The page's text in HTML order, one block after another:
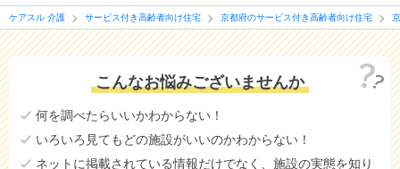
ケアスル 介護 サービス付き高齢者向け住宅 京都府のサービス付き高齢者向け住宅
こんなお悩みございませんか
何を調べたらいいかわからない！
いろいろ見てもどの施設がいいのかわからない！
ネットに掲載されている情報だけでなく、施設の実態を知り